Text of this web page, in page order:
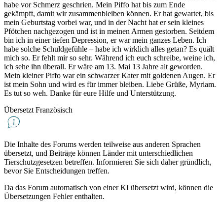
habe vor Schmerz geschrien. Mein Piffo hat bis zum Ende
gekämpft, damit wir zusammenbleiben können. Er hat gewartet, bis
mein Geburtstag vorbei war, und in der Nacht hat er sein kleines
Pfötchen nachgezogen und ist in meinen Armen gestorben. Seitdem
bin ich in einer tiefen Depression, er war mein ganzes Leben. Ich
habe solche Schuldgefühle – habe ich wirklich alles getan? Es quält
mich so. Er fehlt mir so sehr. Während ich euch schreibe, weine ich,
ich sehe ihn überall. Er wäre am 13. Mai 13 Jahre alt geworden.
Mein kleiner Piffo war ein schwarzer Kater mit goldenen Augen. Er
ist mein Sohn und wird es für immer bleiben. Liebe Grüße, Myriam.
Es tut so weh. Danke für eure Hilfe und Unterstützung.
Übersetzt Französisch
Die Inhalte des Forums werden teilweise aus anderen Sprachen
übersetzt, und Beiträge können Länder mit unterschiedlichen
Tierschutzgesetzen betreffen. Informieren Sie sich daher gründlich,
bevor Sie Entscheidungen treffen.
Da das Forum automatisch von einer KI übersetzt wird, können die
Übersetzungen Fehler enthalten.